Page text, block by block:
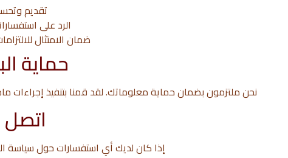
تقديم
الرد على
ضمان الامتثال
حماية
نحن ملتزمون بضمان حماية معلوماتك. لقد قمنا بتنفيذ إجراءات
اتصل
إذا كان لديك أي استفسارات حول سياسة